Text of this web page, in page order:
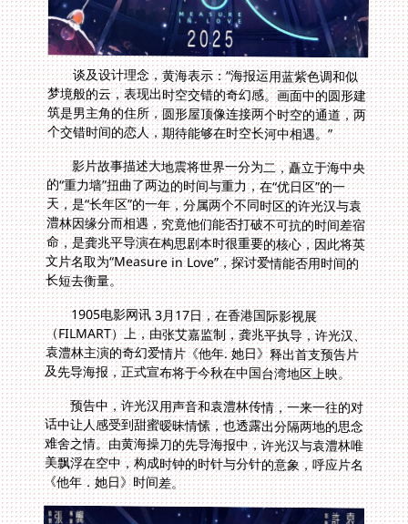
谈及设计理念，黄海表示：“海报运用蓝紫色调和似
梦境般的云，表现出时空交错的奇幻感。画面中的圆形建
筑是男主角的住所，圆形屋顶像连接两个时空的通道，两
个交错时间的恋人，期待能够在时空长河中相遇。”
影片故事描述大地震将世界一分为二，矗立于海中央
的“重力墙”扭曲了两边的时间与重力，在“优日区”的一
天，是“长年区”的一年，分属两个不同时区的许光汉与袁
澧林因缘分而相遇，究竟他们能否打破不可抗的时间差宿
命，是龚兆平导演在构思剧本时很重要的核心，因此将英
文片名取为“Measure in Love”，探讨爱情能否用时间的
长短去衡量。
1905电影网讯 3月17日，在香港国际影视展
（FILMART）上，由张艾嘉监制，龚兆平执导，许光汉、
袁澧林主演的奇幻爱情片《他年. 她日》释出首支预告片
及先导海报，正式宣布将于今秋在中国台湾地区上映。
预告中，许光汉用声音和袁澧林传情，一来一往的对
话中让人感受到甜蜜暧昧情愫，也透露出分隔两地的思念
难舍之情。由黄海操刀的先导海报中，许光汉与袁澧林唯
美飘浮在空中，构成时钟的时针与分针的意象，呼应片名
《他年．她日》时间差。